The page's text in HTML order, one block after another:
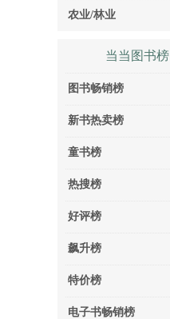
农业/林业
当当图书榜
图书畅销榜
新书热卖榜
童书榜
热搜榜
好评榜
飙升榜
特价榜
电子书畅销榜